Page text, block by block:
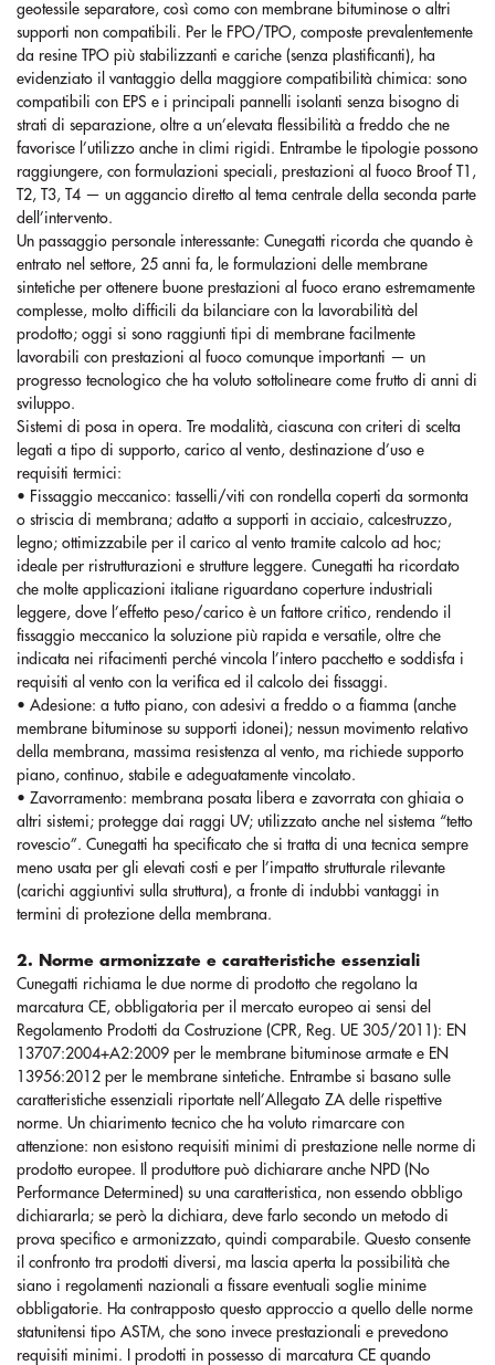
geotessile separatore, così como con membrane bituminose o altri
supporti non compatibili. Per le FPO/TPO, composte prevalentemente
da resine TPO più stabilizzanti e cariche (senza plastificanti), ha
evidenziato il vantaggio della maggiore compatibilità chimica: sono
compatibili con EPS e i principali pannelli isolanti senza bisogno di
strati di separazione, oltre a un’elevata flessibilità a freddo che ne
favorisce l’utilizzo anche in climi rigidi. Entrambe le tipologie possono
raggiungere, con formulazioni speciali, prestazioni al fuoco Broof T1,
T2, T3, T4 — un aggancio diretto al tema centrale della seconda parte
dell’intervento.
Un passaggio personale interessante: Cunegatti ricorda che quando è
entrato nel settore, 25 anni fa, le formulazioni delle membrane
sintetiche per ottenere buone prestazioni al fuoco erano estremamente
complesse, molto difficili da bilanciare con la lavorabilità del
prodotto; oggi si sono raggiunti tipi di membrane facilmente
lavorabili con prestazioni al fuoco comunque importanti — un
progresso tecnologico che ha voluto sottolineare come frutto di anni di
sviluppo.
Sistemi di posa in opera. Tre modalità, ciascuna con criteri di scelta
legati a tipo di supporto, carico al vento, destinazione d’uso e
requisiti termici:
• Fissaggio meccanico: tasselli/viti con rondella coperti da sormonta
o striscia di membrana; adatto a supporti in acciaio, calcestruzzo,
legno; ottimizzabile per il carico al vento tramite calcolo ad hoc;
ideale per ristrutturazioni e strutture leggere. Cunegatti ha ricordato
che molte applicazioni italiane riguardano coperture industriali
leggere, dove l’effetto peso/carico è un fattore critico, rendendo il
fissaggio meccanico la soluzione più rapida e versatile, oltre che
indicata nei rifacimenti perché vincola l’intero pacchetto e soddisfa i
requisiti al vento con la verifica ed il calcolo dei fissaggi.
• Adesione: a tutto piano, con adesivi a freddo o a fiamma (anche
membrane bituminose su supporti idonei); nessun movimento relativo
della membrana, massima resistenza al vento, ma richiede supporto
piano, continuo, stabile e adeguatamente vincolato.
• Zavorramento: membrana posata libera e zavorrata con ghiaia o
altri sistemi; protegge dai raggi UV; utilizzato anche nel sistema “tetto
rovescio”. Cunegatti ha specificato che si tratta di una tecnica sempre
meno usata per gli elevati costi e per l’impatto strutturale rilevante
(carichi aggiuntivi sulla struttura), a fronte di indubbi vantaggi in
termini di protezione della membrana.
2. Norme armonizzate e caratteristiche essenziali
Cunegatti richiama le due norme di prodotto che regolano la
marcatura CE, obbligatoria per il mercato europeo ai sensi del
Regolamento Prodotti da Costruzione (CPR, Reg. UE 305/2011): EN
13707:2004+A2:2009 per le membrane bituminose armate e EN
13956:2012 per le membrane sintetiche. Entrambe si basano sulle
caratteristiche essenziali riportate nell’Allegato ZA delle rispettive
norme. Un chiarimento tecnico che ha voluto rimarcare con
attenzione: non esistono requisiti minimi di prestazione nelle norme di
prodotto europee. Il produttore può dichiarare anche NPD (No
Performance Determined) su una caratteristica, non essendo obbligo
dichiararla; se però la dichiara, deve farlo secondo un metodo di
prova specifico e armonizzato, quindi comparabile. Questo consente
il confronto tra prodotti diversi, ma lascia aperta la possibilità che
siano i regolamenti nazionali a fissare eventuali soglie minime
obbligatorie. Ha contrapposto questo approccio a quello delle norme
statunitensi tipo ASTM, che sono invece prestazionali e prevedono
requisiti minimi. I prodotti in possesso di marcatura CE quando